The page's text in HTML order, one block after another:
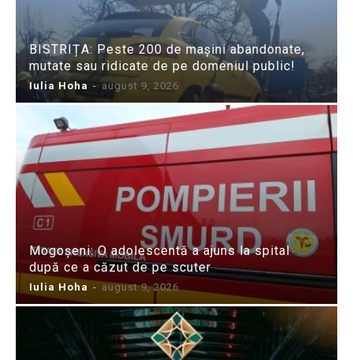
BISTRIȚA: Peste 200 de mașini abandonate,
mutate sau ridicate de pe domeniul public!
Iulia Hoha - august 9, 2026
Mogoșeni: O adolescentă a ajuns la spital
după ce a căzut de pe scuter
Iulia Hoha - august 9, 2026